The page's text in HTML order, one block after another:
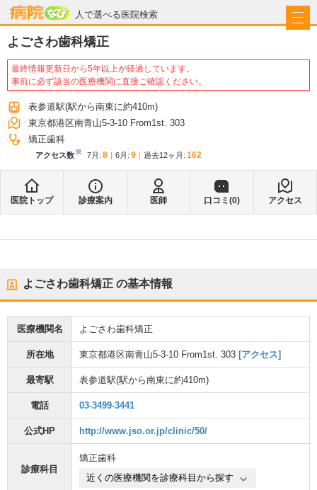
人で選べる医院検索
病院なび
よごさわ歯科矯正
最終情報更新日から5年以上が経過しています。
事前に必ず該当の医療機関に直接ご確認ください。
表参道駅(駅から南東に約410m)
東京都港区南青山5-3-10 From1st. 303
矯正歯科
アクセス数※ 7月 : 8 6月 : 9 過去12ヶ月: 162
医院トップ 診療案内 医師 口コミ(0) アクセス
よごさわ歯科矯正 の基本情報
医療機関名 よごさわ歯科矯正
所在地 東京都港区南青山5-3-10 From1st. 303 [アクセス]
最寄駅 表参道駅(駅から南東に約410m)
電話 03-3499-3441
公式HP http://www.jso.or.jp/clinic/50/
診療科目
矯正歯科
近くの医療機関を診療科目から探す